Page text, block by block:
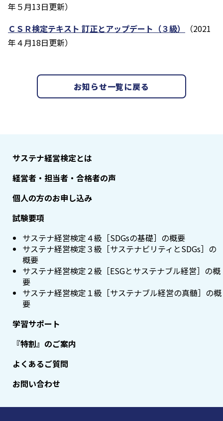
年５月13日更新）
ＣＳＲ検定テキスト 訂正とアップデート（３級）
（2021
年４月18日更新）
お知らせ一覧に戻る
サステナ経営検定とは
経営者・担当者・合格者の声
個人の方のお申し込み
試験要項
サステナ経営検定４級［SDGsの基礎］の概要
サステナ経営検定３級［サステナビリティとSDGs］の
概要
サステナ経営検定２級［ESGとサステナブル経営］の概
要
サステナ経営検定１級［サステナブル経営の真髄］の概
要
学習サポート
『特割』のご案内
よくあるご質問
お問い合わせ